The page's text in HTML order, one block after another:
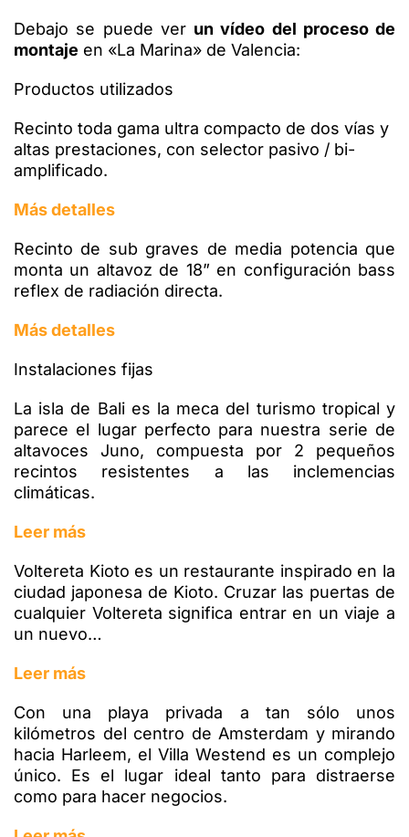
Debajo se puede ver un vídeo del proceso de
montaje en «La Marina» de Valencia:
Productos utilizados
Recinto toda gama ultra compacto de dos vías y
altas prestaciones, con selector pasivo / bi-
amplificado.
Más detalles
Recinto de sub graves de media potencia que
monta un altavoz de 18” en configuración bass
reflex de radiación directa.
Más detalles
Instalaciones fijas
La isla de Bali es la meca del turismo tropical y
parece el lugar perfecto para nuestra serie de
altavoces Juno, compuesta por 2 pequeños
recintos resistentes a las inclemencias
climáticas.
Leer más
Voltereta Kioto es un restaurante inspirado en la
ciudad japonesa de Kioto. Cruzar las puertas de
cualquier Voltereta significa entrar en un viaje a
un nuevo…
Leer más
Con una playa privada a tan sólo unos
kilómetros del centro de Amsterdam y mirando
hacia Harleem, el Villa Westend es un complejo
único. Es el lugar ideal tanto para distraerse
como para hacer negocios.